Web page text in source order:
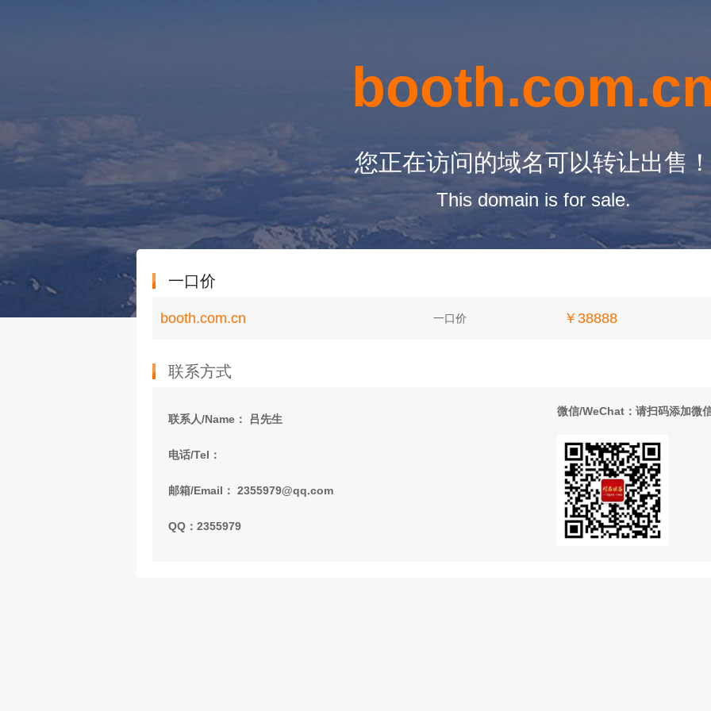
您正在访问的域名可以转让出售！
This domain is for sale.
一口价
booth.com.cn 一口价 ￥38888
联系方式
联系人/Name： 吕先生
电话/Tel：
邮箱/Email： 2355979@qq.com
QQ：2355979
微信/WeChat：请扫码添加微